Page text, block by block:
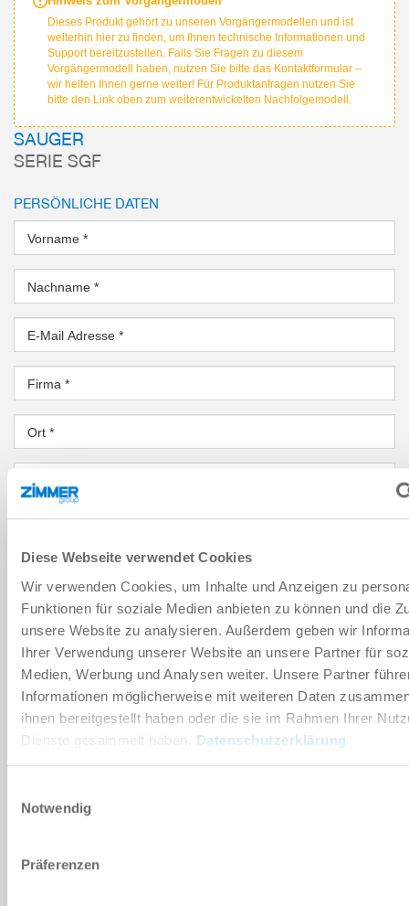
Diese Webseite verwendet Cookies
Wir verwenden Cookies, um Inhalte und Anzeigen zu
Funktionen für soziale Medien anbieten zu können und die
unsere Website zu analysieren. Außerdem geben wir
Ihrer Verwendung unserer Website an unsere Partner für
Medien, Werbung und Analysen weiter. Unsere Partner
Informationen möglicherweise mit weiteren Daten
ihnen bereitgestellt haben oder die sie im Rahmen Ihrer
Dienste gesammelt haben. Datenschutzerklärung
Notwendig
Präferenzen
Dieses Produkt gehört zu unseren Vorgängermodellen und ist
weiterhin hier zu finden, um Ihnen technische Informationen und
Support bereitzustellen. Falls Sie Fragen zu diesem
Vorgängermodell haben, nutzen Sie bitte das Kontaktformular –
wir helfen Ihnen gerne weiter! Für Produktanfragen nutzen Sie
bitte den Link oben zum weiterentwickelten Nachfolgemodell.
SAUGER
SERIE SGF
PERSÖNLICHE DATEN
Vorname *
Nachname *
E-Mail Adresse *
Firma *
Ort *
Land
NACHRICHT
Nachricht*
Sicherheitsabfrage